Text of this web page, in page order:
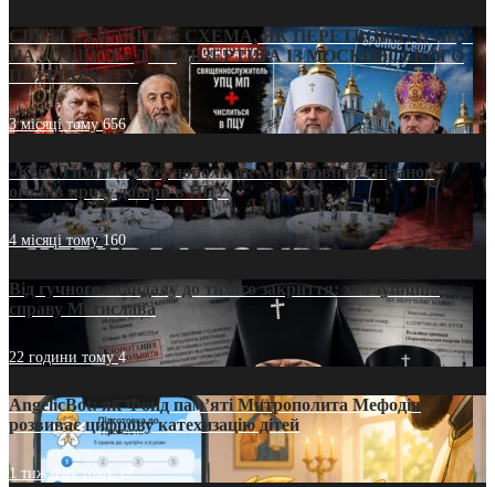
СВЯТІ УХИЛЯНТИ: СХЕМА, ЯК ПЕРЕТВОРИТИ ПЦУ
НА «ОФШОР» ДЛЯ ДЕЗЕРТИРА ІЗ МОСКОВСЬКОГО
ПАТРІАРХАТУ
3 місяці тому656
«Кейс Тихона» у Тернополі: як Молитовний сніданок
оголив кризу довіри в ПЦУ
4 місяці тому160
Від гучного скандалу до тихого закриття: хто зупинив
справу Мстислава
22 години тому4
AngelicBot: як Фонд пам’яті Митрополита Мефодія
розвиває цифрову катехизацію дітей
1 тиждень тому12